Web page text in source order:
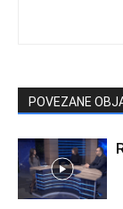
POVEZANE